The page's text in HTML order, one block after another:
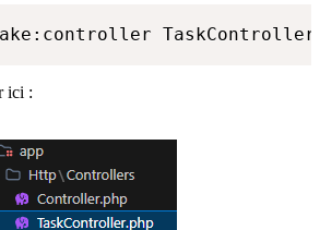
ici :